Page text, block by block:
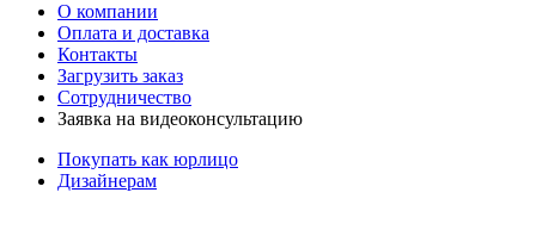
О компании
Оплата и доставка
Контакты
Загрузить заказ
Сотрудничество
Заявка на видеоконсультацию
Покупать как юрлицо
Дизайнерам